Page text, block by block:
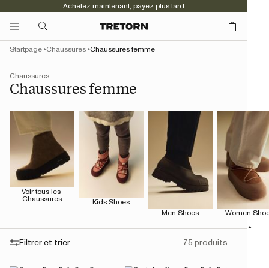
Achetez maintenant, payez plus tard
Chaussures
Chaussures femme
Startpage Chaussures Chaussures femme
Voir tous les
Chaussures
Kids Shoes
Men Shoes
Women
Filtrer et trier 75 produits